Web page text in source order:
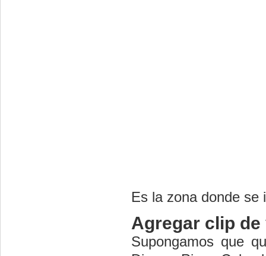
Es la zona donde se
Agregar clip
Supongamos que